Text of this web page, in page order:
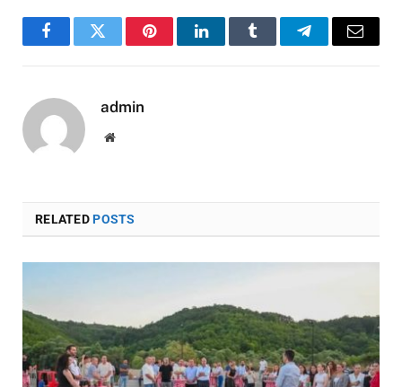
FacebookTwitter PinterestLinkedInTumblr TelegramEmail
admin
Website
RELATEDPOSTS